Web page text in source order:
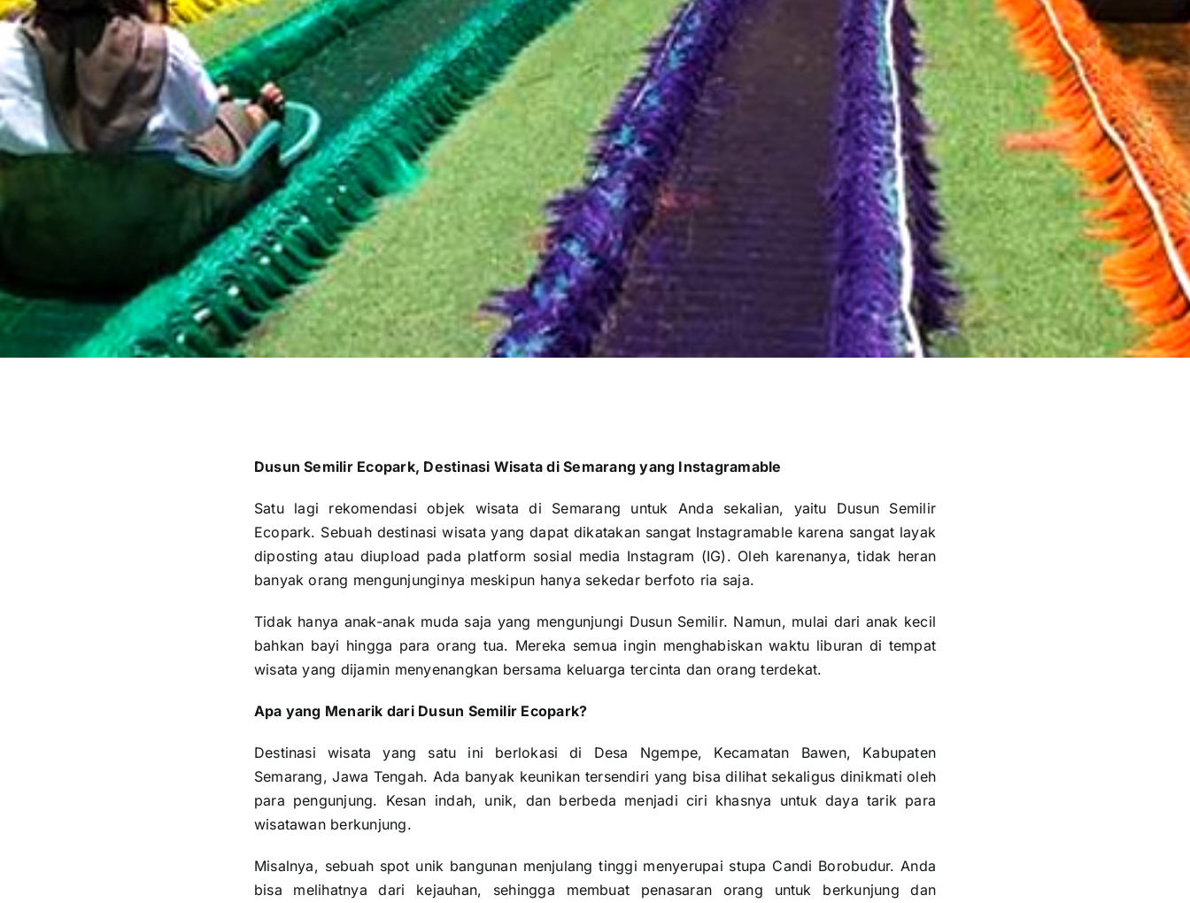
Dusun Semilir Ecopark, Destinasi Wisata di Semarang yang Instagramable
Satu lagi rekomendasi objek wisata di Semarang untuk Anda sekalian, yaitu Dusun Semilir
Ecopark. Sebuah destinasi wisata yang dapat dikatakan sangat Instagramable karena sangat layak
diposting atau diupload pada platform sosial media Instagram (IG). Oleh karenanya, tidak heran
banyak orang mengunjunginya meskipun hanya sekedar berfoto ria saja.
Tidak hanya anak-anak muda saja yang mengunjungi Dusun Semilir. Namun, mulai dari anak kecil
bahkan bayi hingga para orang tua. Mereka semua ingin menghabiskan waktu liburan di tempat
wisata yang dijamin menyenangkan bersama keluarga tercinta dan orang terdekat.
Apa yang Menarik dari Dusun Semilir Ecopark?
Destinasi wisata yang satu ini berlokasi di Desa Ngempe, Kecamatan Bawen, Kabupaten
Semarang, Jawa Tengah. Ada banyak keunikan tersendiri yang bisa dilihat sekaligus dinikmati oleh
para pengunjung. Kesan indah, unik, dan berbeda menjadi ciri khasnya untuk daya tarik para
wisatawan berkunjung.
Misalnya, sebuah spot unik bangunan menjulang tinggi menyerupai stupa Candi Borobudur. Anda
bisa melihatnya dari kejauhan, sehingga membuat penasaran orang untuk berkunjung dan